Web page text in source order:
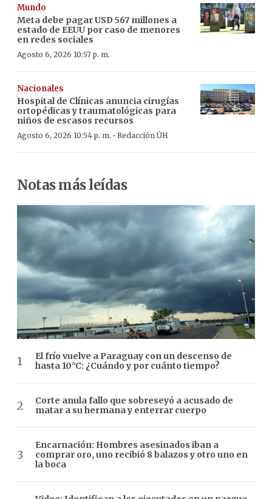
Mundo
Meta debe pagar USD 567 millones a
estado de EEUU por caso de menores
en redes sociales
Agosto 6, 2026 10:57 p. m.
Nacionales
Hospital de Clínicas anuncia cirugías
ortopédicas y traumatológicas para
niños de escasos recursos
Agosto 6, 2026 10:54 p. m. · Redacción ÚH
Notas más leídas
El frío vuelve a Paraguay con un descenso de
hasta 10°C: ¿Cuándo y por cuánto tiempo?
Corte anula fallo que sobreseyó a acusado de
matar a su hermana y enterrar cuerpo
Encarnación: Hombres asesinados iban a
comprar oro, uno recibió 8 balazos y otro uno en
la boca